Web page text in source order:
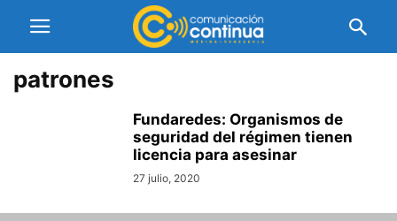
patrones
Fundaredes: Organismos de
seguridad del régimen tienen
licencia para asesinar
27 julio, 2020